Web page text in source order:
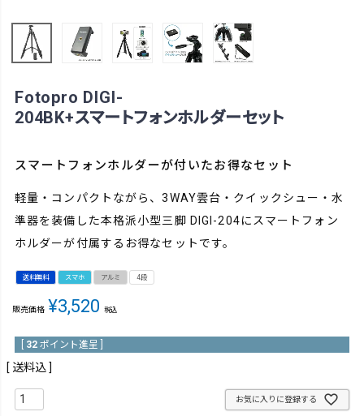
Fotopro DIGI-
204BK+スマートフォンホルダーセット
スマートフォンホルダーが付いたお得なセット
軽量・コンパクトながら、3WAY雲台・クイックシュー・水
準器を装備した本格派小型三脚 DIGI-204にスマートフォン
ホルダーが付属するお得なセットです。
送料無料 スマホ アルミ 4段
販売価格 ¥3,520 税込
32 ポイント進呈 ]
送料込
お気に入りに登録する